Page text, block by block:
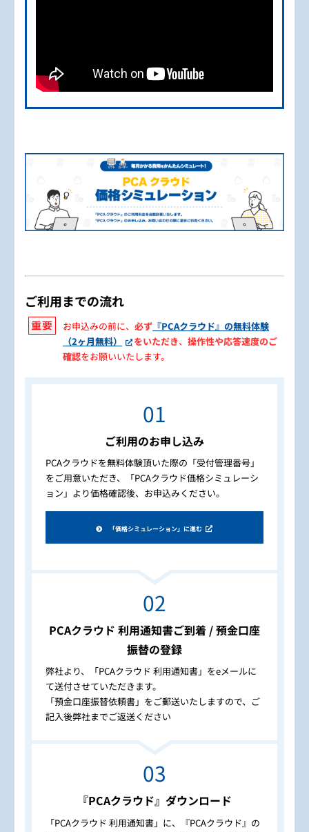
ご利用までの流れ
お申込みの前に、 必ず 『PCAクラウド』の無料体験
（2ヶ月無料）
をいただき、 操作性や応答速度のご
確認をお願いいたします。
ご利用のお申し込み
PCAクラウドを無料体験頂いた際の「受付管理番号」
をご用意いただき、「PCAクラウド価格シミュレーシ
ョン」より価格確認後、お申込みください。
「価格シミュレーション」に進む
PCAクラウド 利用通知書ご到着 / 預金口座
振替の登録
弊社より、「PCAクラウド 利用通知書」をeメールに
て送付させていただきます。
「預金口座振替依頼書」をご郵送いたしますので、ご
記入後弊社までご返送ください
『PCAクラウド』ダウンロード
「PCAクラウド 利用通知書」に、『PCAクラウド』の